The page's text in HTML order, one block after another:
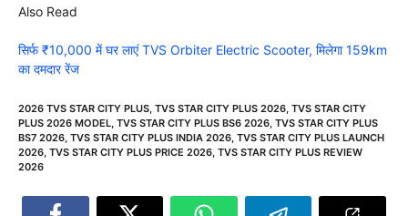
Also Read
सिर्फ ₹10,000 में घर लाएं TVS Orbiter Electric Scooter, मिलेगा 159km
का दमदार रेंज
2026 TVS STAR CITY PLUS, TVS STAR CITY PLUS 2026, TVS STAR CITY
PLUS 2026 MODEL, TVS STAR CITY PLUS BS6 2026, TVS STAR CITY PLUS
BS7 2026, TVS STAR CITY PLUS INDIA 2026, TVS STAR CITY PLUS LAUNCH
2026, TVS STAR CITY PLUS PRICE 2026, TVS STAR CITY PLUS REVIEW
2026